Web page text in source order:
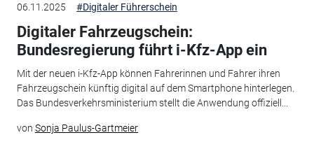
06.11.2025 #Digitaler Führerschein
Digitaler Fahrzeugschein:
Bundesregierung führt i-Kfz-App ein
Mit der neuen i-Kfz-App können Fahrerinnen und Fahrer ihren
Fahrzeugschein künftig digital auf dem Smartphone hinterlegen.
Das Bundesverkehrsministerium stellt die Anwendung offiziell...
von Sonja Paulus-Gartmeier